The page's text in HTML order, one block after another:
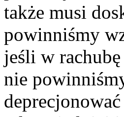
także musi
powinniśmy
jeśli w
nie